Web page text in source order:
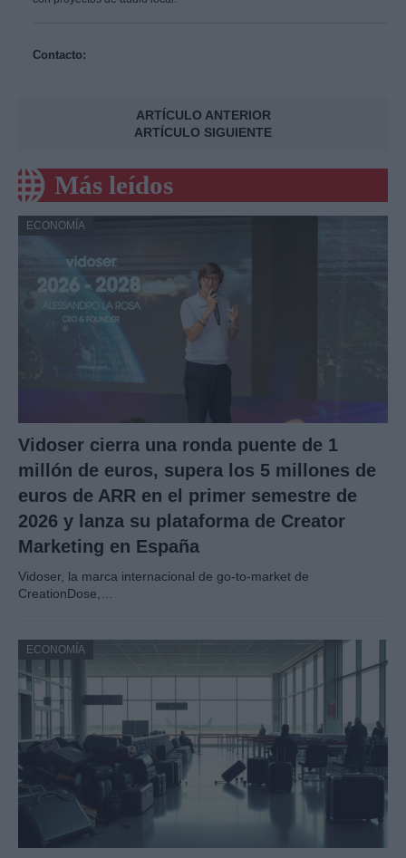
Contacto:
ARTÍCULO ANTERIOR
ARTÍCULO SIGUIENTE
Más leídos
ECONOMÍA
Vidoser cierra una ronda puente de 1
millón de euros, supera los 5 millones de
euros de ARR en el primer semestre de
2026 y lanza su plataforma de Creator
Marketing en España
Vidoser, la marca internacional de go-to-market de
CreationDose,…
ECONOMÍA